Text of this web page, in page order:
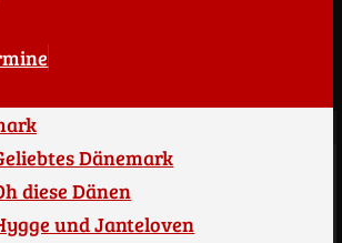
Dänemark
diese Dänen
und Janteloven